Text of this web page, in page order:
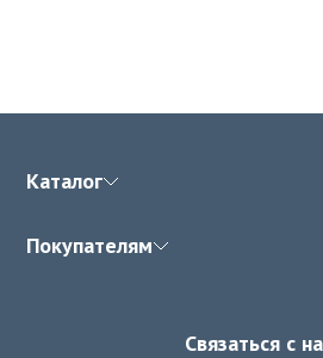
Каталог
Покупателям
Связаться с